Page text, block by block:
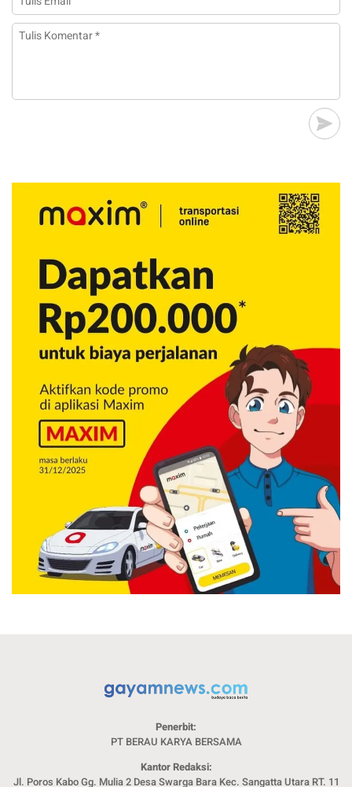
Penerbit:
PT BERAU KARYA BERSAMA
Kantor Redaksi:
Jl. Poros Kabo Gg. Mulia 2 Desa Swarga Bara Kec. Sangatta Utara RT. 11